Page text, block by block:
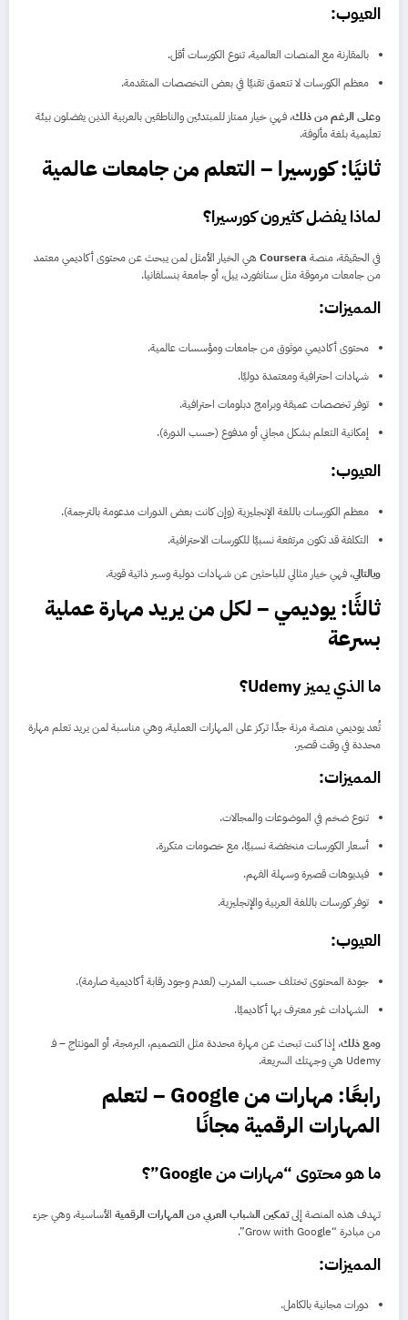
العيوب:
بالمقارنة مع المنصات العالمية، تنوع الكورسات أقل.
معظم الكورسات لا تتعمق تقنيًا في بعض التخصصات المتقدمة.
وعلى الرغم من ذلك، فهي خيار ممتاز للمبتدئين والناطقين بالعربية الذين يفضلون بيئة
تعليمية بلغة مألوفة.
ثانيًا: كورسيرا – التعلم من جامعات عالمية
لماذا يفضل كثيرون كورسيرا؟
في الحقيقة، منصةCoursera هي الخيار الأمثل لمن يبحث عن محتوى أكاديمي معتمد
من جامعات مرموقة مثل ستانفورد، ييل، أو جامعة بنسلفانيا.
المميزات:
محتوى أكاديمي موثوق من جامعات ومؤسسات عالمية.
شهادات احترافية ومعتمدة دوليًا.
توفر تخصصات عميقة وبرامج دبلومات احترافية.
إمكانية التعلم بشكل مجاني أو مدفوع (حسب الدورة).
العيوب:
معظم الكورسات باللغة الإنجليزية (وإن كانت بعض الدورات مدعومة بالترجمة).
التكلفة قد تكون مرتفعة نسبيًا للكورسات الاحترافية.
وبالتالي، فهي خيار مثالي للباحثين عن شهادات دولية وسير ذاتية قوية.
ثالثًا: يوديمي – لكل من يريد مهارة عملية
بسرعة
ما الذي يميز Udemy؟
تُعد يوديمي منصة مرنة جدًا تركز على المهارات العملية، وهي مناسبة لمن يريد تعلم مهارة
محددة في وقت قصير.
المميزات:
تنوع ضخم في الموضوعات والمجالات.
أسعار الكورسات منخفضة نسبيًا، مع خصومات متكررة.
فيديوهات قصيرة وسهلة الفهم.
توفر كورسات باللغة العربية والإنجليزية.
العيوب:
جودة المحتوى تختلف حسب المدرب (لعدم وجود رقابة أكاديمية صارمة).
الشهادات غير معترف بها أكاديميًا.
ومع ذلك، إذا كنت تبحث عن مهارة محددة مثل التصميم، البرمجة، أو المونتاج – فـ
Udemy هي وجهتك السريعة.
رابعًا: مهارات من Google – لتعلم
المهارات الرقمية مجانًا
ما هو محتوى “مهارات من Google”؟
تهدف هذه المنصة إلىتمكين الشباب العربي من المهارات الرقمية الأساسية، وهي جزء
من مبادرة “Grow with Google”.
المميزات:
دورات مجانية بالكامل.